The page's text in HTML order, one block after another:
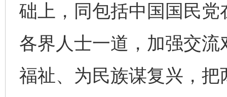
础上，同包括中国国民
各界人士一道，加强交
福祉、为民族谋复兴，
东山县通报“牛蛙产品抗生素超标问题” 法